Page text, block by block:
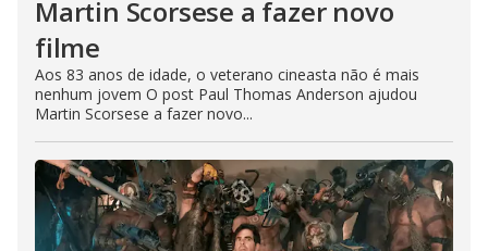
Martin Scorsese a fazer novo
filme
Aos 83 anos de idade, o veterano cineasta não é mais
nenhum jovem O post Paul Thomas Anderson ajudou
Martin Scorsese a fazer novo...